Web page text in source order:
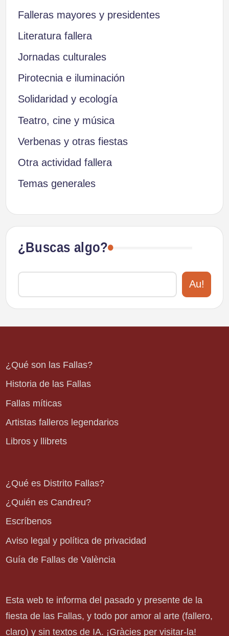
Falleras mayores y presidentes
Literatura fallera
Jornadas culturales
Pirotecnia e iluminación
Solidaridad y ecología
Teatro, cine y música
Verbenas y otras fiestas
Otra actividad fallera
Temas generales
¿Buscas algo?
Au!
¿Qué son las Fallas?
Historia de las Fallas
Fallas míticas
Artistas falleros legendarios
Libros y llibrets
¿Qué es Distrito Fallas?
¿Quién es Candreu?
Escríbenos
Aviso legal y política de privacidad
Guía de Fallas de València
Esta web te informa del pasado y presente de la
fiesta de las Fallas, y todo por amor al arte (fallero,
claro) y sin textos de IA. ¡Gràcies per visitar-la!